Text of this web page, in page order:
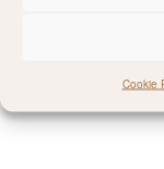
Cookie